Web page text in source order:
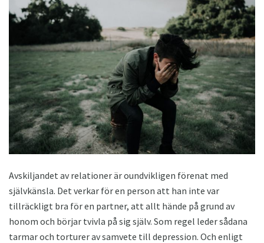
Avskiljandet av relationer är oundvikligen förenat med
självkänsla. Det verkar för en person att han inte var
tillräckligt bra för en partner, att allt hände på grund av
honom och börjar tvivla på sig själv. Som regel leder sådana
tarmar och torturer av samvete till depression. Och enligt